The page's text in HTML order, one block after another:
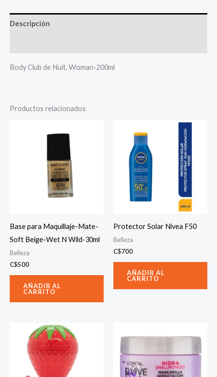
Descripción
Body Club de Nuit, Woman-200ml
Productos relacionados
Base para Maquillaje-Mate-
Soft Beige-Wet N Wild-30ml
Belleza
C$500
AÑADIR AL
CARRITO
Protector Solar Nivea F50
Belleza
C$700
AÑADIR AL
CARRITO